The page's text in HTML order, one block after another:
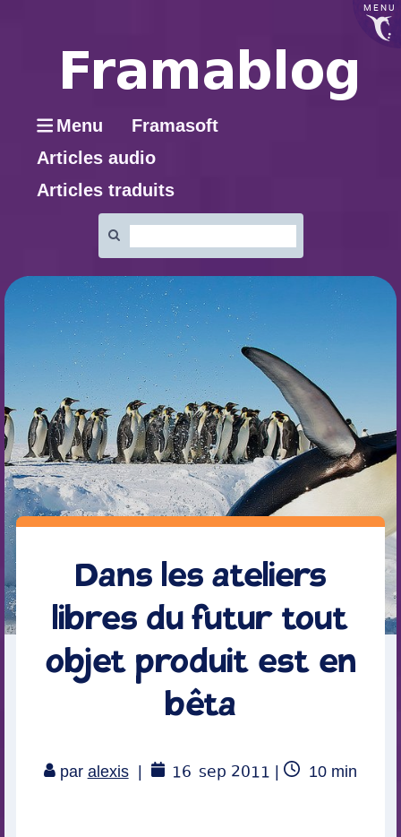
MENU
Menu
Framasoft
Articles audio
Articles traduits
:
Dans les ateliers
libres du futur tout
objet produit est en
bêta
par alexis 16 sep 2011 |
Temps
10 min